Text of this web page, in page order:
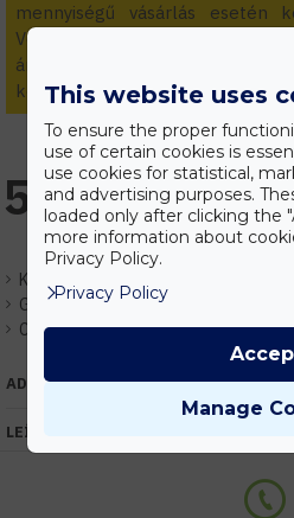
mennyiségű vásárlás esetén
Vegye fel velünk a kapcsolatot
áraiért! Kivitelezőknek és
kedvezmények.
Készlet:
Gyártó:Elmark
Cikkszám:EHEM9XL88LED
5.925 Ft
ADATOK
LEÍRÁS
This website uses
To ensure the proper
use of certain cookies is
use cookies for statistical,
and advertising purposes.
loaded only after clicking the
more information about
Privacy Policy.
Privacy Policy
Manage